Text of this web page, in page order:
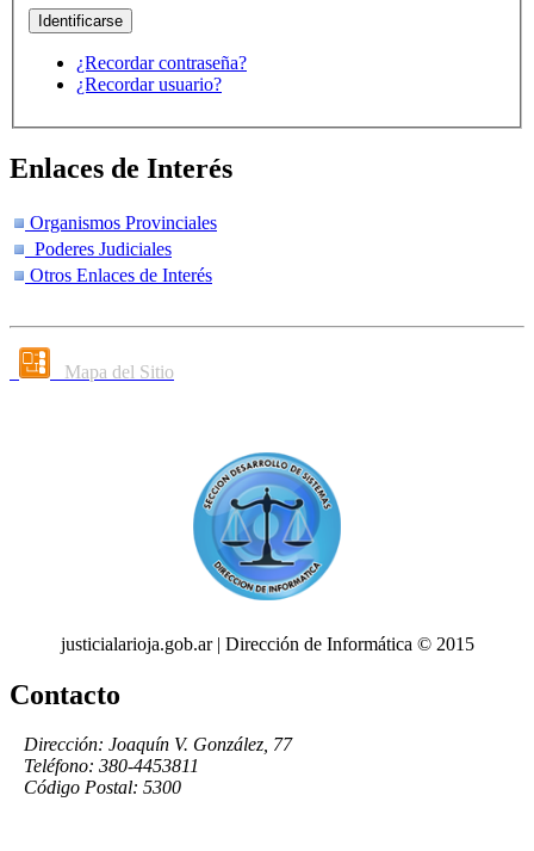
¿Recordar contraseña?
¿Recordar usuario?
Enlaces de Interés
Organismos Provinciales
Poderes Judiciales
Otros Enlaces de Interés
Mapa del Sitio
justicialarioja.gob.ar | Dirección de Informática © 2015
Contacto
Dirección: Joaquín V. González, 77
Teléfono: 380-4453811
Código Postal: 5300